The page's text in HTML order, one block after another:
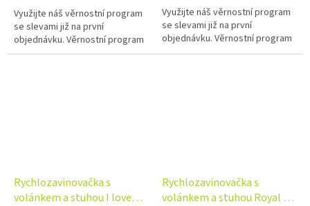
Využijte náš věrnostní program
se slevami již na první
objednávku. Věrnostní program
Využijte náš věrnostní program
se slevami již na první
objednávku. Věrnostní program
Rychlozavinovačka s
volánkem a stuhou I love
Rychlozavinovačka s
volánkem a stuhou Royal -